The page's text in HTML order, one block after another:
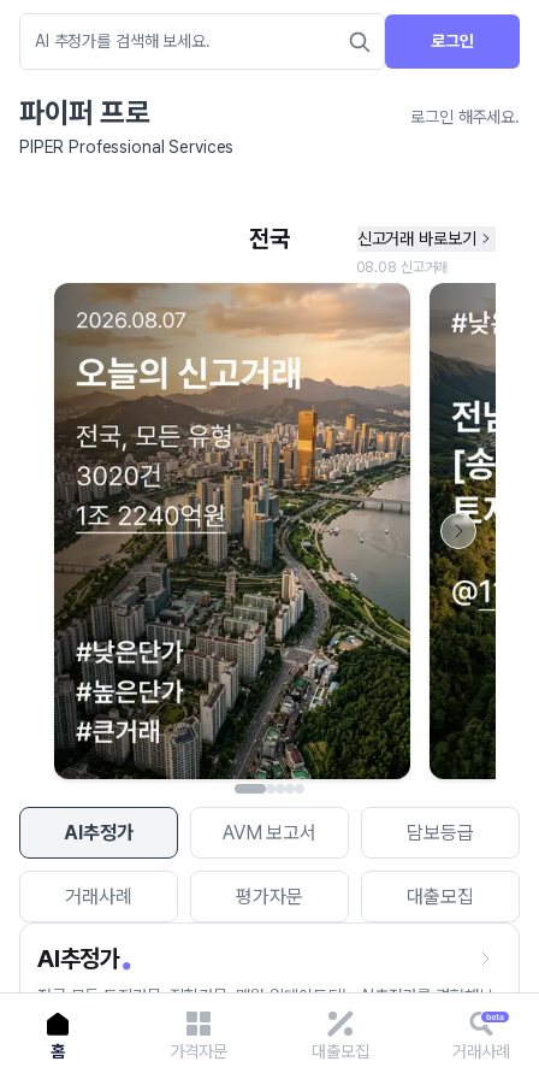
로그인
파이퍼 프로
로그인 해주세요.
PIPER Professional Services
AI추정가 AVM 보고서 담보등급
거래사례 평가자문 대출모집
AI추정가
전국 모든 토지건물, 집합건물, 매월 업데이트되는 AI추정가를 경험해보
세요.
네이버 지도 연결 안내
현재 네이버 지도 연결이 원활하지 않아 지도를 불러올 수 없습니다.
이용에 불편을 드려 죄송합니다.
다시 시도
홈 가격자문 대출모집 거래사례